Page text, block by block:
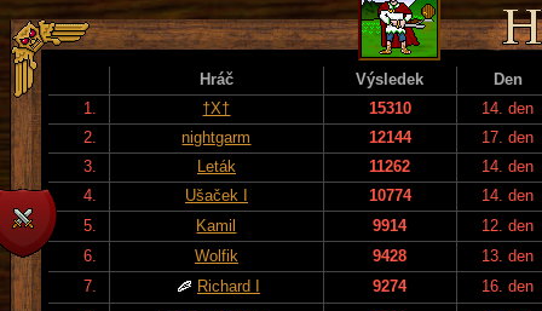
Hráč Výsledek
Den
1.
†X† 15310
14. den
2.
nightgarm 12144
17. den
3.
Leták 11262
14. den
4.
Ušaček I 10774
14. den
5.
Kamil 9914
12. den
6.
Wolfik 9428
13. den
7.
Richard I 9274
16. den